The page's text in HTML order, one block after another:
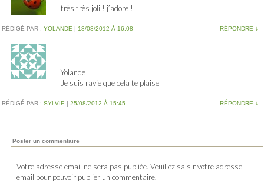
très très joli ! j’adore !
RÉDIGÉ PAR : YOLANDE | 18/08/2012 À 16:08 RÉPONDRE ↓
Yolande
Je suis ravie que cela te plaise
RÉDIGÉ PAR : SYLVIE | 25/08/2012 À 15:45 RÉPONDRE ↓
Poster un commentaire
Votre adresse email ne sera pas publiée. Veuillez saisir votre adresse
email pour pouvoir publier un commentaire.